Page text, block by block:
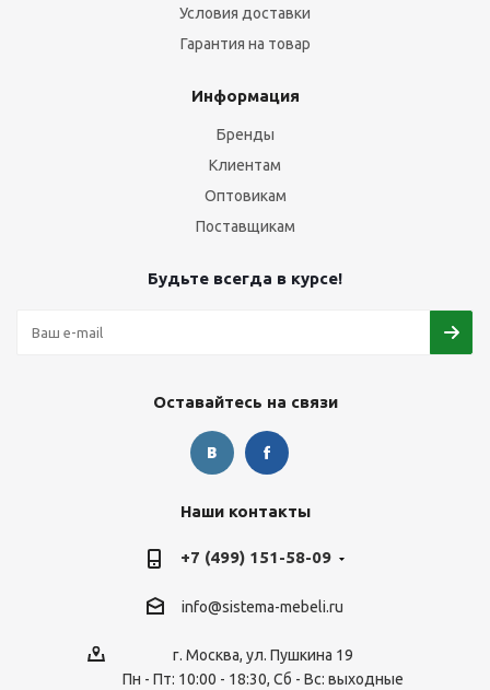
Условия доставки
Гарантия на товар
Информация
Бренды
Клиентам
Оптовикам
Поставщикам
Будьте всегда в курсе!
Оставайтесь на связи
Наши контакты
+7 (499) 151-58-09
info@sistema-mebeli.ru
г. Москва, ул. Пушкина 19
Пн - Пт: 10:00 - 18:30, Сб - Вс: выходные